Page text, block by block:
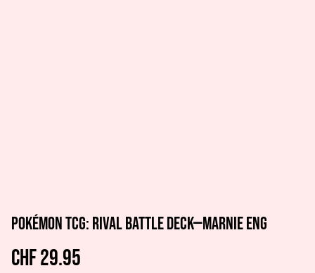
Pokémon TCG: Rival Battle Deck—Marnie ENG
CHF 29.95